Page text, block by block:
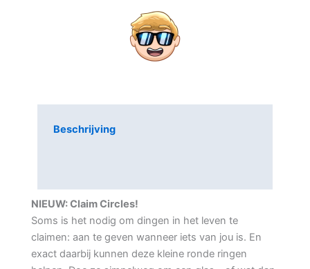
Beschrijving
NIEUW: Claim Circles!
Soms is het nodig om dingen in het leven te
claimen: aan te geven wanneer iets van jou is. En
exact daarbij kunnen deze kleine ronde ringen